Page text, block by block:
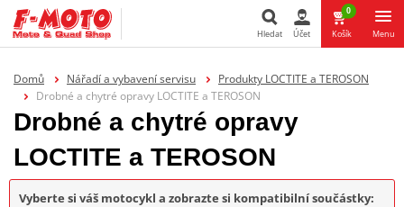
Hledat
Hledat Účet
0
Košík Menu
Domů Nářadí a vybavení servisu
Produkty LOCTITE a TEROSON
Drobné a chytré opravy LOCTITE a TEROSON
Drobné a chytré opravy
LOCTITE a TEROSON
Vyberte si váš motocykl a zobrazte si kompatibilní součástky: